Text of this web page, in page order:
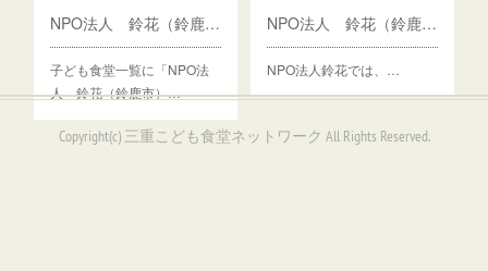
NPO法人 鈴花（鈴鹿市）さん、情報登録しました♪
子ども食堂一覧に「NPO法
人 鈴花（鈴鹿市）…
NPO法人 鈴花（鈴鹿市）
NPO法人鈴花では、…
Copyright(c) 三重こども食堂ネットワーク All Rights Reserved.